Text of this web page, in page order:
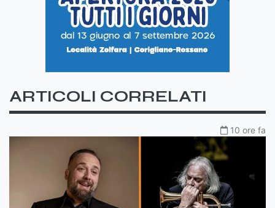
ARTICOLI CORRELATI
10 ore fa